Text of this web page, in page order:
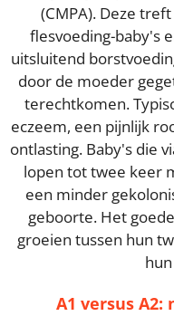
(CMPA). Deze
flesvoeding-baby's
uitsluitend
door de moeder
terechtkomen.
eczeem, een pijnlijk
ontlasting. Baby's die
lopen tot twee keer
een minder
geboorte. Het
groeien tussen hun
A1 versus